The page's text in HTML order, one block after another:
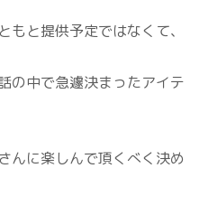
と提供予定ではなくて、
の中で急遽決まったアイテ
んに楽しんで頂くべく決め